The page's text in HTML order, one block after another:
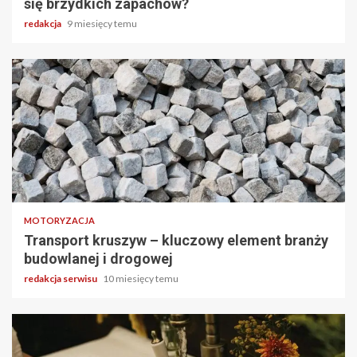
redakcja 9 miesięcy temu
3 min odczytu
MOTORYZACJA
Transport kruszyw – kluczowy element branży
budowlanej i drogowej
redakcja serwisu 10 miesięcy temu